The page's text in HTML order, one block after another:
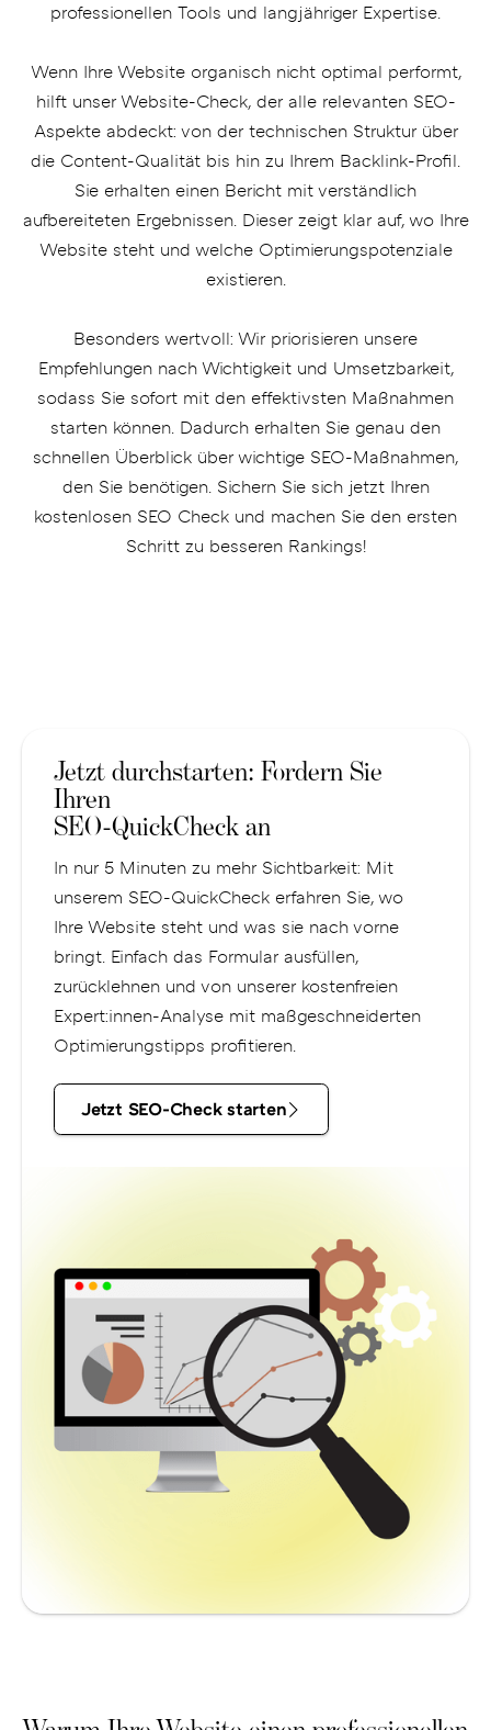
professionellen Tools und langjähriger Expertise.
Wenn Ihre Website organisch nicht optimal performt,
hilft unser Website-Check, der alle relevanten SEO-
Aspekte abdeckt: von der technischen Struktur über
die Content-Qualität bis hin zu Ihrem Backlink-Profil.
Sie erhalten einen Bericht mit verständlich
aufbereiteten Ergebnissen. Dieser zeigt klar auf, wo Ihre
Website steht und welche Optimierungspotenziale
existieren.
Besonders wertvoll: Wir priorisieren unsere
Empfehlungen nach Wichtigkeit und Umsetzbarkeit,
sodass Sie sofort mit den effektivsten Maßnahmen
starten können. Dadurch erhalten Sie genau den
schnellen Überblick über wichtige SEO-Maßnahmen,
den Sie benötigen. Sichern Sie sich jetzt Ihren
kostenlosen SEO Check und machen Sie den ersten
Schritt zu besseren Rankings!
Jetzt durchstarten: Fordern Sie
Ihren
SEO-QuickCheck an
In nur 5 Minuten zu mehr Sichtbarkeit: Mit
unserem SEO-QuickCheck erfahren Sie, wo
Ihre Website steht und was sie nach vorne
bringt. Einfach das Formular ausfüllen,
zurücklehnen und von unserer kostenfreien
Expert:innen-Analyse mit maßgeschneiderten
Optimierungstipps profitieren.
Jetzt
SEO-
Jetzt SEO-Check starten